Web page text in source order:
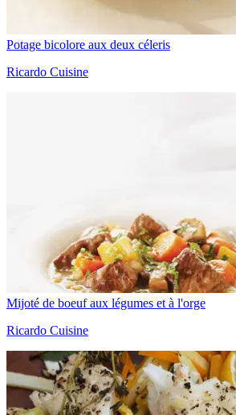
Potage bicolore aux deux céleris
Ricardo Cuisine
Mijoté de boeuf aux légumes et à l'orge
Ricardo Cuisine